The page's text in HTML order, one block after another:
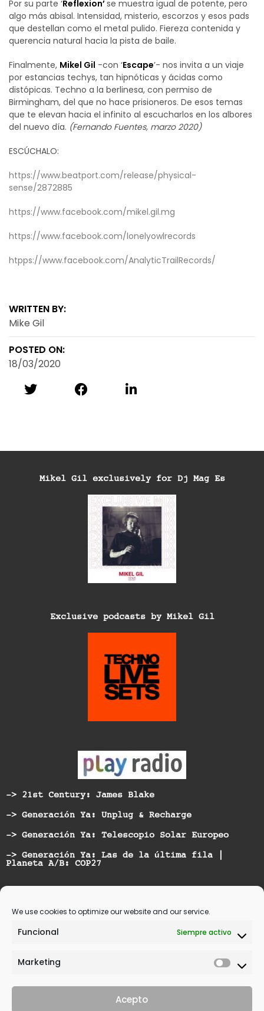
We use cookies to optimize our website and our service.
Funcional Siempre activo
Marketing
Acepto
Por su parte ‘Reflexion’se muestra igual de potente, pero
algo más abisal. Intensidad, misterio, escorzos y esos pads
que destellan como el metal pulido. Fiereza contenida y
querencia natural hacia la pista de baile.
Finalmente, Mikel Gil -con ‘Escape’- nos invita a un viaje
por estancias techys, tan hipnóticas y ácidas como
distópicas. Techno a la berlinesa, con permiso de
Birmingham, del que no hace prisioneros. De esos temas
que te elevan hacia el infinito al escucharlos en los albores
del nuevo día. (Fernando Fuentes, marzo 2020)
ESCÚCHALO:
https://www.beatport.com/release/physical-
sense/2872885
https://www.facebook.com/mikel.gil.mg
https://www.facebook.com/lonelyowlrecords
htpps://www.facebook.com/AnalyticTrailRecords/
WRITTEN BY:
Mike Gil
POSTED ON:
18/03/2020
Mikel Gil exclusively for Dj Mag Es
Exclusive podcasts by Mikel Gil
-> 21st Century: James Blake
-> Generación Ya: Unplug & Recharge
-> Generación Ya: Telescopio Solar Europeo
-> Generación Ya: Las de la última fila |
Planeta A/B: COP27
Vicious Music Awards